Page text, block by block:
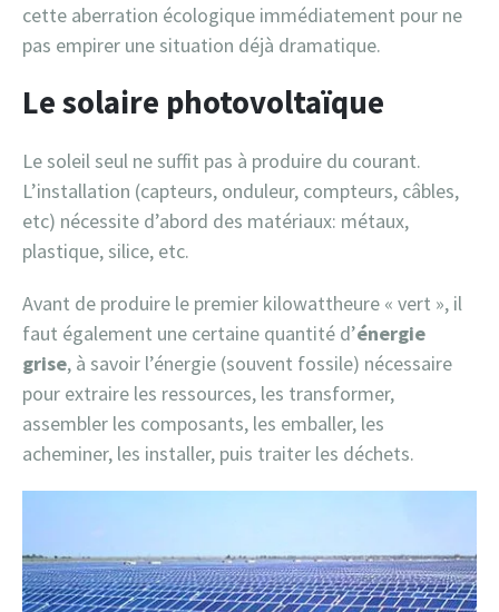
cette aberration écologique immédiatement pour ne
pas empirer une situation déjà dramatique.
Le solaire photovoltaïque
Le soleil seul ne suffit pas à produire du courant.
L’installation (capteurs, onduleur, compteurs, câbles,
etc) nécessite d’abord des matériaux: métaux,
plastique, silice, etc.
Avant de produire le premier kilowattheure « vert », il
faut également une certaine quantité d’énergie
grise, à savoir l’énergie (souvent fossile) nécessaire
pour extraire les ressources, les transformer,
assembler les composants, les emballer, les
acheminer, les installer, puis traiter les déchets.